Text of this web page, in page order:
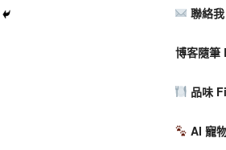
聯絡
博客隨筆
品味
AI 寵